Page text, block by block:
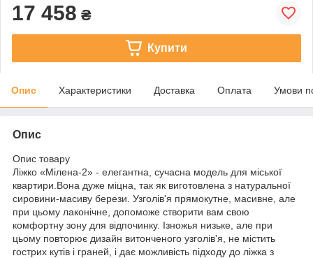
17 458 ₴
Купити
Опис Характеристики Доставка Оплата Умови
Опис
Опис товару
Ліжко «Мілена-2» - елегантна, сучасна модель для міської
квартири.Вона дуже міцна, так як виготовлена з натуральної
сировини-масиву берези. Узголів'я прямокутне, масивне, але
при цьому лаконічне, допоможе створити вам свою
комфортну зону для відпочинку. Ізножья низьке, але при
цьому повторює дизайн витонченого узголів'я, не містить
гострих кутів і граней, і дає можливість підходу до ліжка з